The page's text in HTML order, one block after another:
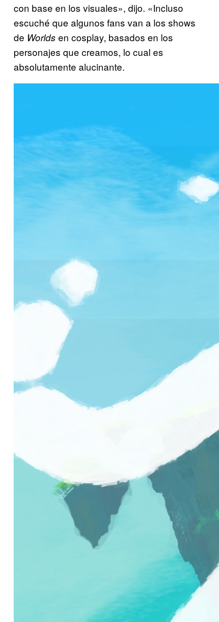
con base en los visuales», dijo. «Incluso
escuché que algunos fans van a los shows
de Worlds en cosplay, basados en los
personajes que creamos, lo cual es
absolutamente alucinante.